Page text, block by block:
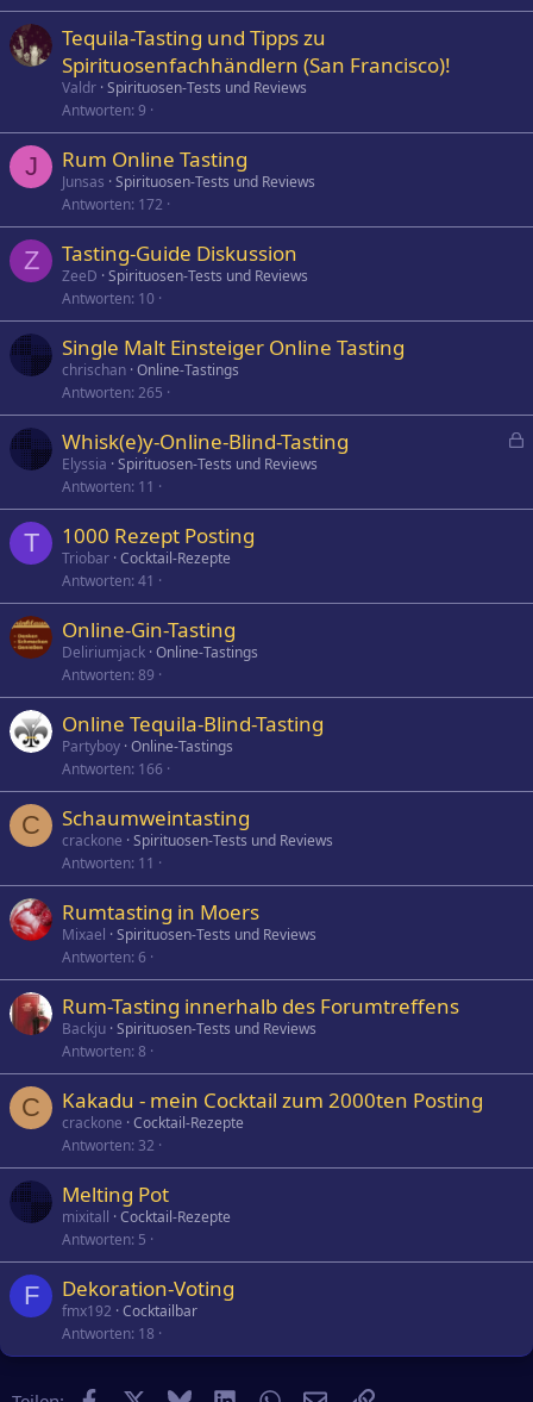
Tequila-Tasting und Tipps zu
Spirituosenfachhändlern (San Francisco)!
Valdr Spirituosen-Tests und Reviews
Antworten 9
J Rum Online Tasting
Junsas Spirituosen-Tests und Reviews
Antworten 172
Z Tasting-Guide Diskussion
ZeeD Spirituosen-Tests und Reviews
Antworten 10
Single Malt Einsteiger Online Tasting
chrischan Online-Tastings
Antworten 265
p
Whisk(e)y-Online-Blind-Tasting
Elyssia Spirituosen-Tests und Reviews
Antworten 11
T 1000 Rezept Posting
Triobar Cocktail-Rezepte
Antworten 41
Online-Gin-Tasting
Deliriumjack Online-Tastings
Antworten 89
Online Tequila-Blind-Tasting
Partyboy Online-Tastings
Antworten 166
C Schaumweintasting
crackone Spirituosen-Tests und Reviews
Antworten 11
Rumtasting in Moers
Mixael Spirituosen-Tests und Reviews
Antworten 6
Rum-Tasting innerhalb des Forumtreffens
Backju Spirituosen-Tests und Reviews
Antworten 8
C Kakadu - mein Cocktail zum 2000ten Posting
crackone Cocktail-Rezepte
Antworten 32
Melting Pot
mixitall Cocktail-Rezepte
Antworten 5
F Dekoration-Voting
fmx192 Cocktailbar
Antworten 18